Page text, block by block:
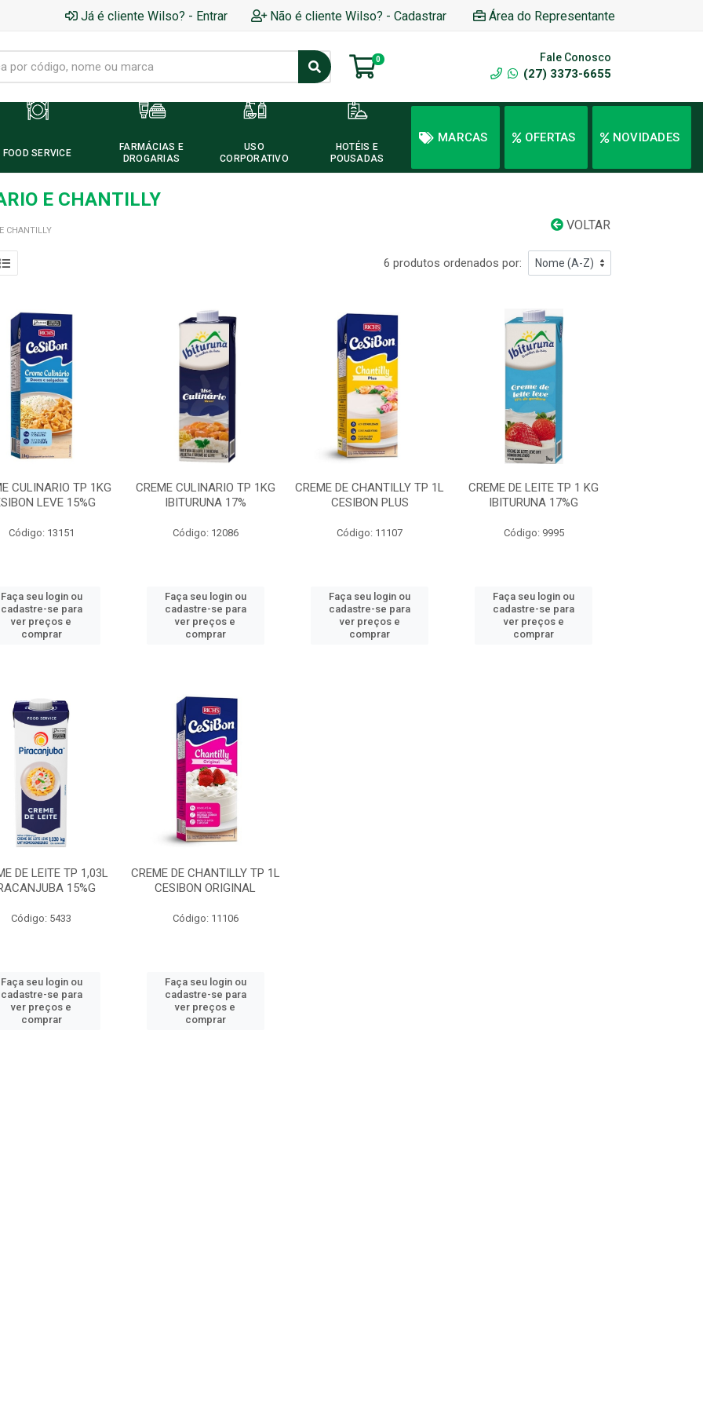
Já é cliente Wilso? - Entrar Não é cliente Wilso? - Cadastrar Área do Representante
0 Fale Conosco
(27) 3373-6655
FOOD SERVICE
FARMÁCIAS E
DROGARIAS
USO
CORPORATIVO
HOTÉIS E
POUSADAS
MARCAS OFERTAS NOVIDADES
E CHANTILLY
VOLTAR
CHANTILLY
6 produtos ordenados por:
CULINARIO TP 1KG
LEVE 15%G
Código: 13151
Faça seu login ou
cadastre-se para
ver preços e
comprar
CREME CULINARIO TP 1KG
IBITURUNA 17%
Código: 12086
Faça seu login ou
cadastre-se para
ver preços e
comprar
CREME DE CHANTILLY TP 1L
CESIBON PLUS
Código: 11107
Faça seu login ou
cadastre-se para
ver preços e
comprar
CREME DE LEITE TP 1 KG
IBITURUNA 17%G
Código: 9995
Faça seu login ou
cadastre-se para
ver preços e
comprar
DE LEITE TP 1,03L
15%G
Código: 5433
Faça seu login ou
cadastre-se para
ver preços e
comprar
CREME DE CHANTILLY TP 1L
CESIBON ORIGINAL
Código: 11106
Faça seu login ou
cadastre-se para
ver preços e
comprar